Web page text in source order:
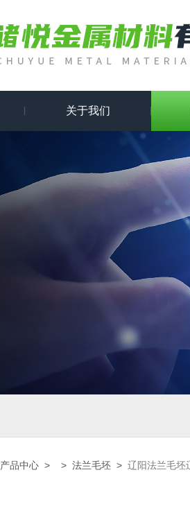
关于我们
产品中心 > > 法兰毛坯 > 辽阳法兰毛坯